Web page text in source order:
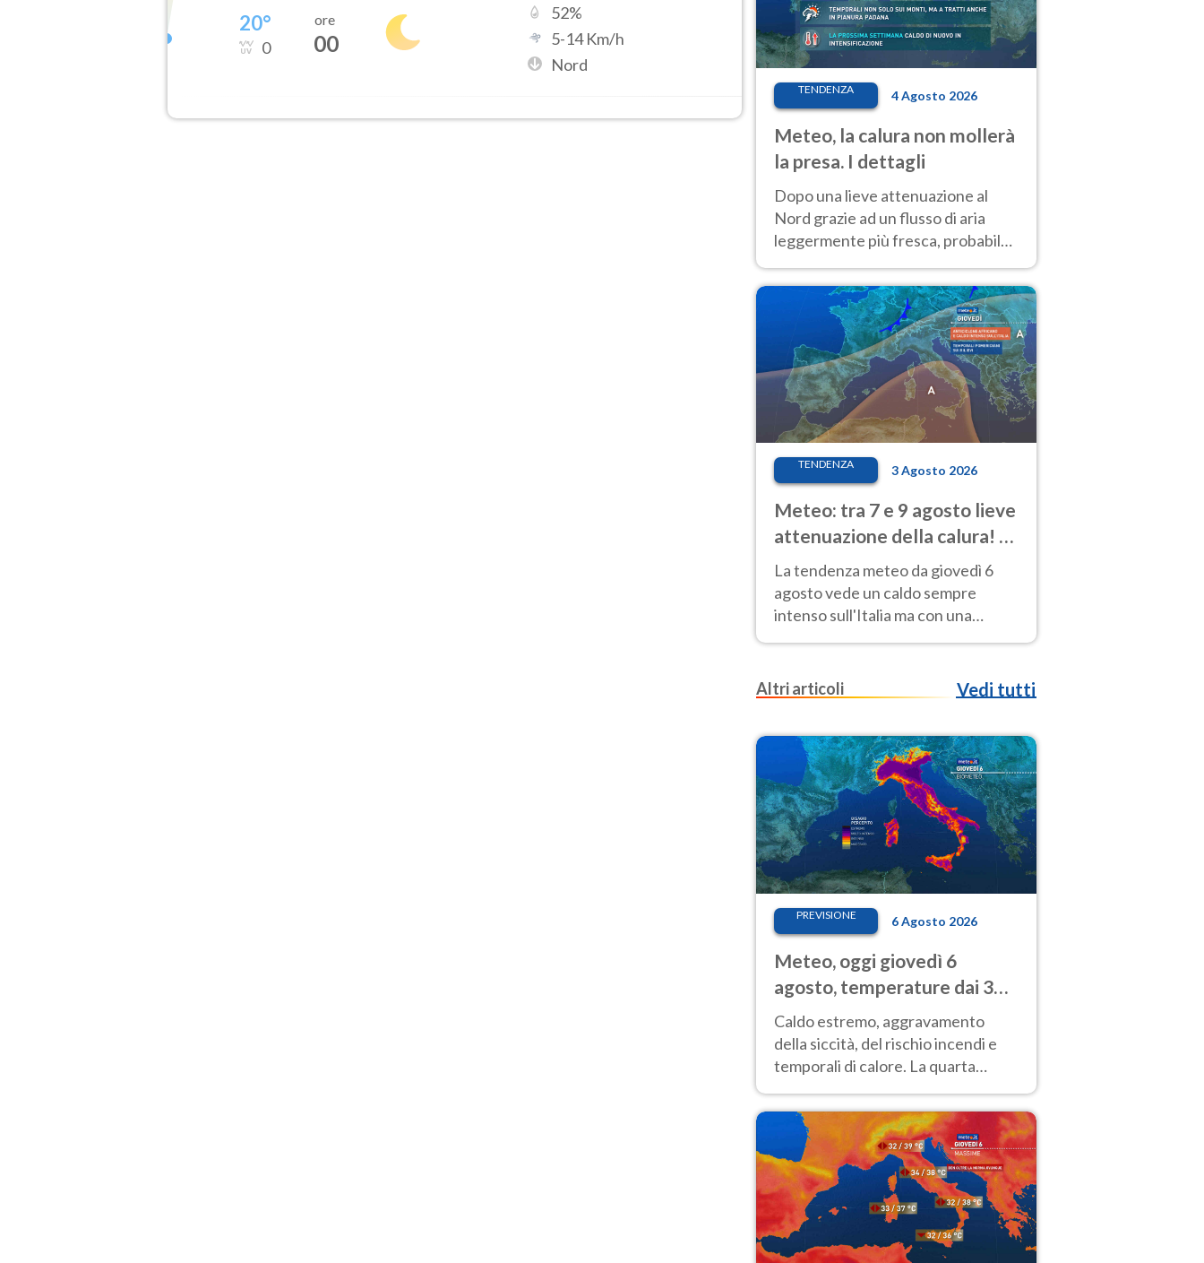
20°
0
ore
00
52%
5-14Km/h
Nord
TENDENZA 4 Agosto 2026
Meteo, la calura non mollerà
la presa. I dettagli
Dopo una lieve attenuazione al
Nord grazie ad un flusso di aria
leggermente più fresca, probabile
africano entro Ferragosto
TENDENZA 3 Agosto 2026
Meteo: tra 7 e 9 agosto lieve
attenuazione della calura! Al
Nord rischio temporali
La tendenza meteo da giovedì 6
agosto vede un caldo sempre
intenso sull'Italia ma con una
parziale e lieve attenuazione tra il 7
Altri articoli
Vedi tutti
PREVISIONE 6 Agosto 2026
Meteo, oggi giovedì 6
agosto, temperature dai 33
ai 40 gradi
Caldo estremo, aggravamento
della siccità, del rischio incendi e
temporali di calore. La quarta
tregua e durerà fino Ferragosto